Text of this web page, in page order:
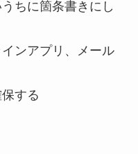
ちに箇条書きにし
ンアプリ、メール
する